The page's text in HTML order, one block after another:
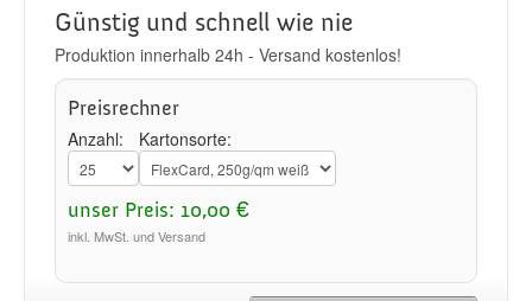
Günstig und schnell wie nie
Produktion innerhalb 24h - Versand kostenlos!
Preisrechner
Anzahl: Kartonsorte:
unser Preis: 10,00 €
inkl. MwSt. und Versand